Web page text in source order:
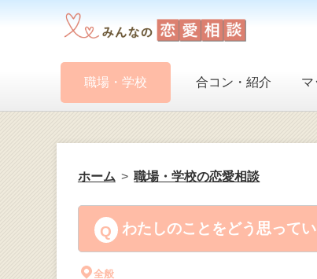
職場・学校 合コン・紹介 マ
ホーム 職場・学校の恋愛相談
わたしのことをどう思って
全般